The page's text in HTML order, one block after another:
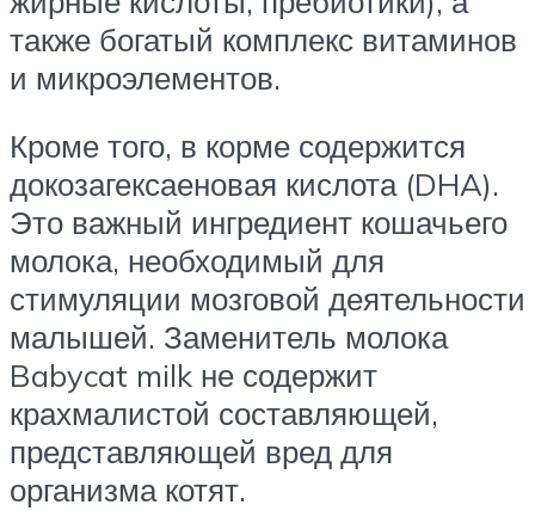
также богатый комплекс витаминов
и микроэлементов.
Кроме того, в корме содержится
докозагексаеновая кислота (DHA).
Это важный ингредиент кошачьего
молока, необходимый для
стимуляции мозговой деятельности
малышей. Заменитель молока
Babycat milk не содержит
крахмалистой составляющей,
представляющей вред для
организма котят.